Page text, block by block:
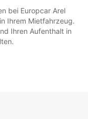
bei Europcar Arel
Ihrem Mietfahrzeug.
Ihren Aufenthalt in